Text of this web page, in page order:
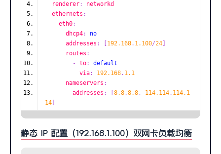
  renderer
:
networkd
  ethernets
:
    eth0
:
      dhcp4
:
no
      addresses
: [192.168. 1.100/24]
      routes
:
- to:
default
          via
: 192.168. 1.1
      nameservers
:
        addresses
: [8.8.8.8 , 114.114. 114.1
14]
静态 IP 配置（192.168.1.100）双网卡负载均衡